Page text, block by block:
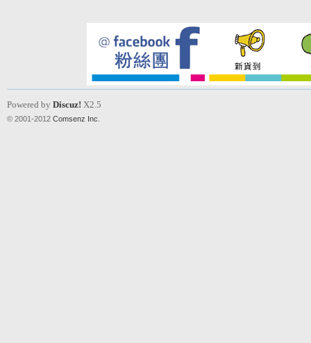
Powered by Discuz! X2.5
© 2001-2012 Comsenz Inc.